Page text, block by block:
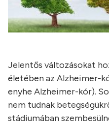
Jelentős változásokat
életében az Alzheimer-
enyhe Alzheimer-kór).
nem tudnak
stádiumában